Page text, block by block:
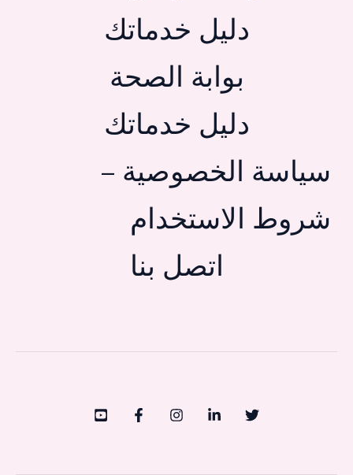
دليل خدماتك
بوابة الصحة
دليل خدماتك
سياسة الخصوصية –
شروط الاستخدام
اتصل بنا